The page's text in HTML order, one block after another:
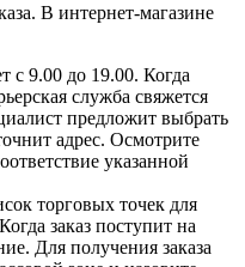
В интернет-магазине
с 9.00 до 19.00. Когда
служба свяжется
предложит выбрать
адрес. Осмотрите
указанной
торговых точек для
заказ поступит на
Для получения заказа